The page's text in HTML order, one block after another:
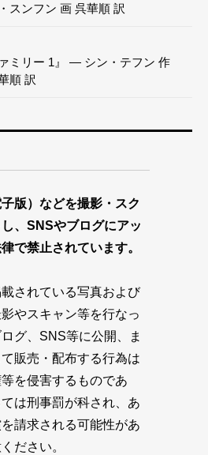
スンフン 画 呉華順 訳
ミリー 1』 — シン・テフン 作
順 訳
版）などを撮影・スク
、SNSやブログにアッ
で禁止されています。
されている写真および
やスキャン等を行なっ
グ、SNS等に公開、ま
販売・配布する行為は
を侵害するものであ
は刑事罰が科され、あ
請求される可能性があ
ださい。